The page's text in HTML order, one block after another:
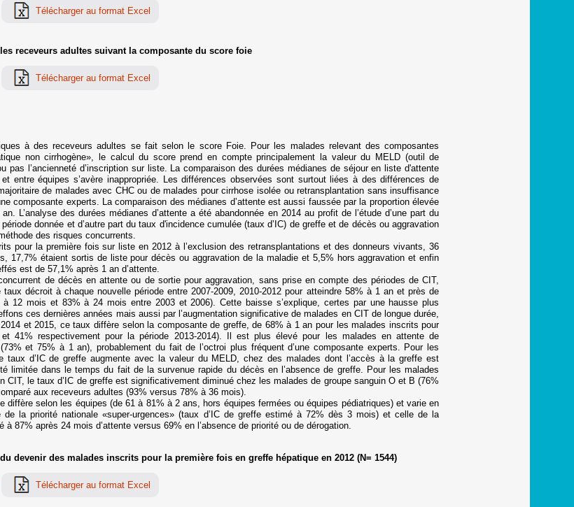
receveurs adultes suivant la composante du score foie
à des receveurs adultes se fait selon le score Foie. Pour les malades relevant des composantes
non cirrhogène», le calcul du score prend en compte principalement la valeur du MELD (outil de
pas l’ancienneté d’inscription sur liste. La comparaison des durées médianes de séjour en liste d'attente
entre équipes s’avère inappropriée. Les différences observées sont surtout liées à des différences de
de malades avec CHC ou de malades pour cirrhose isolée ou retransplantation sans insuffisance
composante experts. La comparaison des médianes d’attente est aussi faussée par la proportion élevée
L’analyse des durées médianes d’attente a été abandonnée en 2014 au profit de l’étude d’une part du
donnée et d’autre part du taux d'incidence cumulée (taux d’IC) de greffe et de décès ou aggravation
des risques concurrents.
pour la première fois sur liste en 2012 à l’exclusion des retransplantations et des donneurs vivants, 36
17,7% étaient sortis de liste pour décès ou aggravation de la maladie et 5,5% hors aggravation et enfin
est de 57,1% après 1 an d’attente.
de décès en attente ou de sortie pour aggravation, sans prise en compte des périodes de CIT,
décroit à chaque nouvelle période entre 2007-2009, 2010-2012 pour atteindre 58% à 1 an et près de
12 mois et 83% à 24 mois entre 2003 et 2006). Cette baisse s’explique, certes par une hausse plus
ces dernières années mais aussi par l’augmentation significative de malades en CIT de longue durée,
et 2015, ce taux diffère selon la composante de greffe, de 68% à 1 an pour les malades inscrits pour
41% respectivement pour la période 2013-2014). Il est plus élevé pour les malades en attente de
et 75% à 1 an), probablement du fait de l’octroi plus fréquent d’une composante experts. Pour les
taux d’IC de greffe augmente avec la valeur du MELD, chez des malades dont l’accès à la greffe est
limitée dans le temps du fait de la survenue rapide du décès en l’absence de greffe. Pour les malades
le taux d’IC de greffe est significativement diminué chez les malades de groupe sanguin O et B (76%
aux receveurs adultes (93% versus 78% à 36 mois).
diffère selon les équipes (de 61 à 81% à 2 ans, hors équipes fermées ou équipes pédiatriques) et varie en
de la priorité nationale «super-urgences» (taux d’IC de greffe estimé à 72% dès 3 mois) et celle de la
87% après 24 mois d’attente versus 69% en l’absence de priorité ou de dérogation.
devenir des malades inscrits pour la première fois en greffe hépatique en 2012 (N= 1544)